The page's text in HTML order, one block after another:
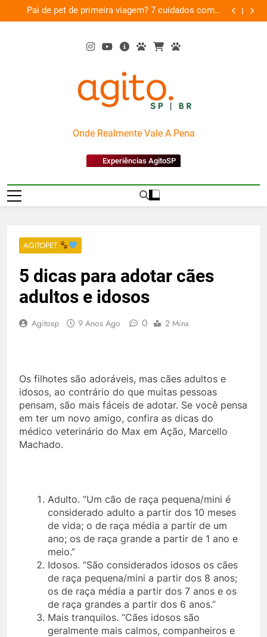
to
Pai de pet de primeira viagem? 7 cuidados com o
novo membro da família
AgitoSP
Onde Realmente Vale A Pena
Experiências AgitoSP
AGITOPET
5 dicas para adotar cães
adultos e idosos
Agitosp 9 Anos Ago 0 2 Mins
Os filhotes são adoráveis, mas cães adultos e
idosos, ao contrário do que muitas pessoas
pensam, são mais fáceis de adotar. Se você pensa
em ter um novo amigo, confira as dicas do
médico veterinário do Max em Ação, Marcello
Machado.
Adulto. “Um cão de raça pequena/mini é
considerado adulto a partir dos 10 meses
de vida; o de raça média a partir de um
ano; os de raça grande a partir de 1 ano e
meio.”
Idosos. “São considerados idosos os cães
de raça pequena/mini a partir dos 8 anos;
os de raça média a partir dos 7 anos e os
de raça grandes a partir dos 6 anos.”
Mais tranquilos. “Cães idosos são
geralmente mais calmos, companheiros e